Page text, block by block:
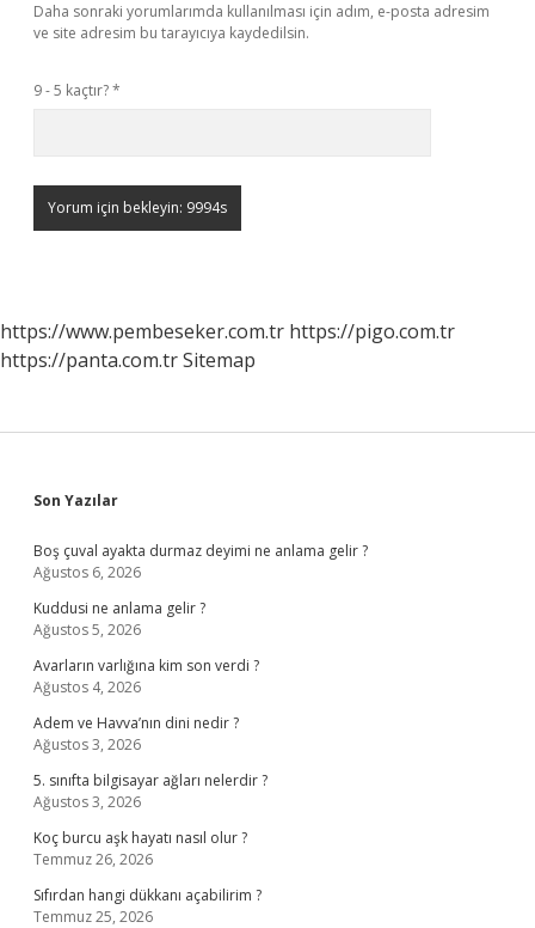
Daha sonraki yorumlarımda kullanılması için adım, e-posta adresim
ve site adresim bu tarayıcıya kaydedilsin.
9 - 5 kaçtır?*
https://www.pembeseker.com.tr https://pigo.com.tr
https://panta.com.trSitemap
Sidebar
Son Yazılar
Boş çuval ayakta durmaz deyimi ne anlama gelir ?
Ağustos 6, 2026
Kuddusi ne anlama gelir ?
Ağustos 5, 2026
Avarların varlığına kim son verdi ?
Ağustos 4, 2026
Adem ve Havva’nın dini nedir ?
Ağustos 3, 2026
5. sınıfta bilgisayar ağları nelerdir ?
Ağustos 3, 2026
Koç burcu aşk hayatı nasıl olur ?
Temmuz 26, 2026
Sıfırdan hangi dükkanı açabilirim ?
Temmuz 25, 2026